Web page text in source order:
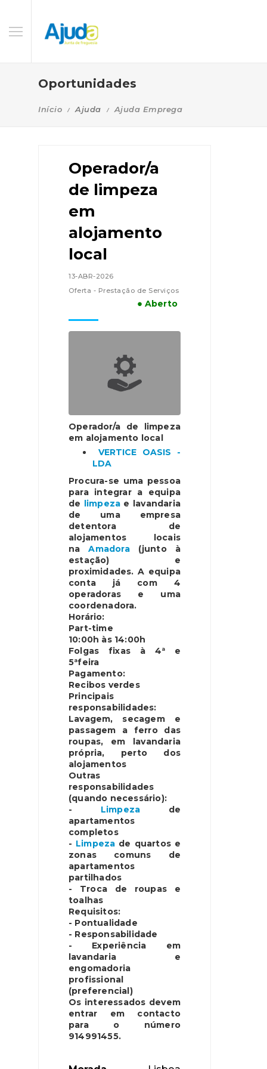
Oportunidades
Início Ajuda Ajuda Emprega
Operador/a
de limpeza
em
alojamento
local
13-ABR-2026
Oferta - Prestação de Serviços
● Aberto
Operador/a de limpeza
em alojamento local
VERTICE OASIS -
LDA
Procura-se uma pessoa
para integrar a equipa
de limpeza e lavandaria
de uma empresa
detentora de
alojamentos locais
naAmadora(junto à
estação) e
proximidades. A equipa
conta já com 4
operadoras e uma
coordenadora.
Horário:
Part-time
10:00h às 14:00h
Folgas fixas à 4ª e
5ªfeira
Pagamento:
Recibos verdes
Principais
responsabilidades:
Lavagem, secagem e
passagem a ferro das
roupas, em lavandaria
própria, perto dos
alojamentos
Outras
responsabilidades
(quando necessário):
- Limpeza de
apartamentos
completos
- Limpeza de quartos e
zonas comuns de
apartamentos
partilhados
- Troca de roupas e
toalhas
Requisitos:
- Pontualidade
- Responsabilidade
- Experiência em
lavandaria e
engomadoria
profissional
(preferencial)
Os interessados devem
entrar em contacto
para o número
914991455.